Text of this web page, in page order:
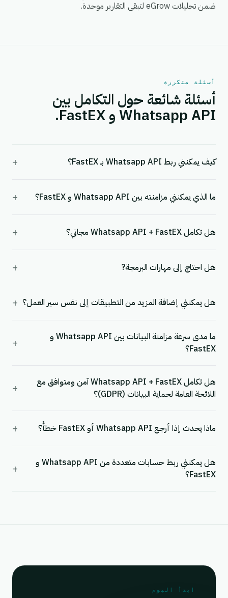
ضمن تحليلات eGrow لتبقى التقارير موحدة.
أسئلة متكررة
أسئلة شائعة حول التكامل بين
Whatsapp API و FastEX.
كيف يمكنني ربط Whatsapp API بـ FastEX؟ +
ما الذي يمكنني مزامنته بين Whatsapp API و FastEX؟ +
هل تكامل Whatsapp API + FastEX مجاني؟ +
هل احتاج إلى مهارات البرمجة? +
هل يمكنني إضافة المزيد من التطبيقات إلى نفس سير العمل؟ +
ما مدى سرعة مزامنة البيانات بين Whatsapp API و
FastEX؟
+
هل تكامل Whatsapp API + FastEX آمن ومتوافق مع
اللائحة العامة لحماية البيانات (GDPR)؟
+
ماذا يحدث إذا أرجع Whatsapp API أو FastEX خطأً؟ +
هل يمكنني ربط حسابات متعددة من Whatsapp API و
FastEX؟
+
ابدأ اليوم